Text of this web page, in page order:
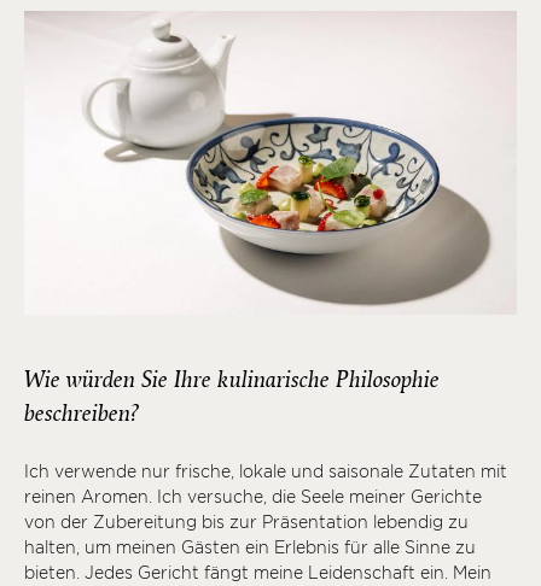
Wie würden Sie Ihre kulinarische Philosophie
beschreiben?
Ich verwende nur frische, lokale und saisonale Zutaten mit
reinen Aromen. Ich versuche, die Seele meiner Gerichte
von der Zubereitung bis zur Präsentation lebendig zu
halten, um meinen Gästen ein Erlebnis für alle Sinne zu
bieten. Jedes Gericht fängt meine Leidenschaft ein. Mein